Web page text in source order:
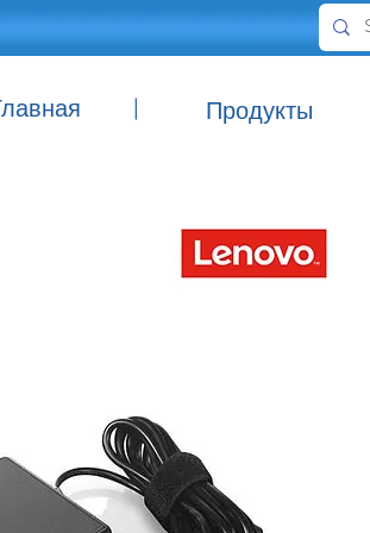
| Продукты